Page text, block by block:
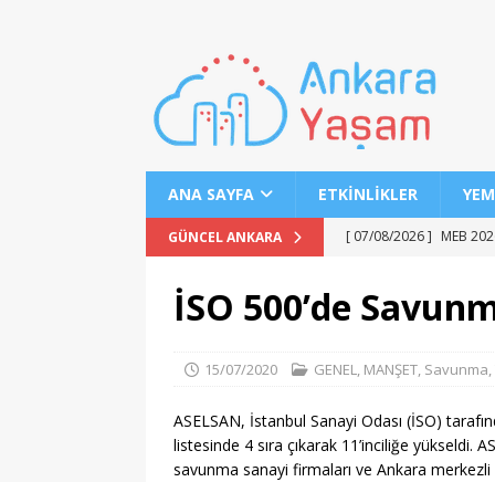
ANA SAYFA ETKINLIKLER
GÜNCEL ANKARA [ 07/08/2026 ] MEB
[ 07/08/2026 ]
2026
[ 07/08/2026 ] LGS 1.
[ 07/08/2026 ]
İSO 500’de
15/07/2020 GENEL, MANŞET, Savunma,
ASELSAN, İstanbul Sanayi Odası (İSO)
listesinde 4 sıra çıkarak 11’inciliğe yükseldi.
savunma sanayi firmaları ve Ankara merkezli